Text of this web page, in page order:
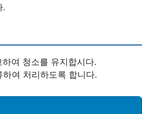
.
여 청소를 유지합시다.
여 처리하도록 합니다.